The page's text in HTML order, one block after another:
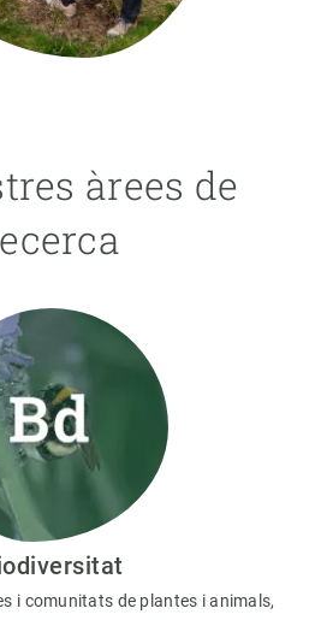
àrees de
i comunitats de plantes i animals,